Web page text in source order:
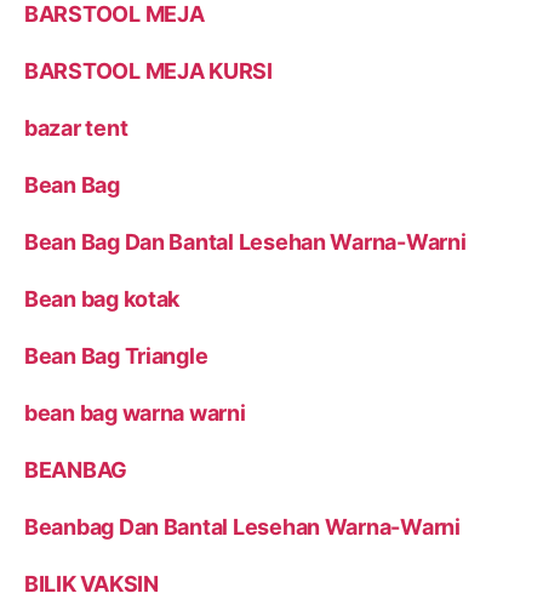
BARSTOOL MEJA
BARSTOOL MEJA KURSI
bazar tent
Bean Bag
Bean Bag Dan Bantal Lesehan Warna-Warni
Bean bag kotak
Bean Bag Triangle
bean bag warna warni
BEANBAG
Beanbag Dan Bantal Lesehan Warna-Warni
BILIK VAKSIN